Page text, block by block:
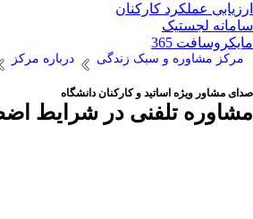
ارزیابی عملکرد کارکنان
سامانه لجستیک
مایکروسافت 365
مرکز مشاوره و سبک زندگی درباره مرکز
صدای مشاور ویژه اساتید و کارکنان دانشگاه
مشاوره تلفنی در شرایط